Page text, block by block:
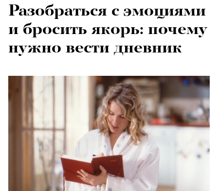
Разобраться с эмоциями
и бросить якорь: почему
нужно вести дневник